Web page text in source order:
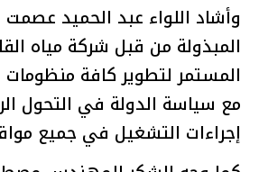
وأشاد اللواء عبد الحميد عصمت
المبذولة من قبل شركة مياه
المستمر لتطوير كافة منظومات
مع سياسة الدولة في التحول
إجراءات التشغيل في جميع